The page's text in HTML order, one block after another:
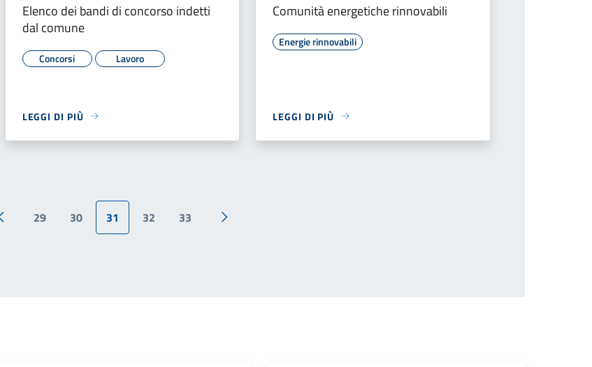
Elenco dei bandi di concorso indetti
dal comune
Concorsi Lavoro
LEGGI DI PIÙ
Comunità energetiche rinnovabili
Energie rinnovabili
LEGGI DI PIÙ
Pagina precedente
29 30 31 32 33
Pagina successiva